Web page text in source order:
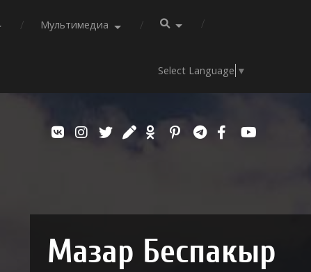
Мультимедиа
Select Language ▼
Мазар Беспакыр